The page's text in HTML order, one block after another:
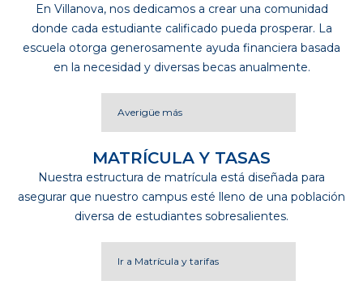
En Villanova, nos dedicamos a crear una comunidad
donde cada estudiante calificado pueda prosperar. La
escuela otorga generosamente ayuda financiera basada
en la necesidad y diversas becas anualmente.
Averigüe más
MATRÍCULA Y TASAS
Nuestra estructura de matrícula está diseñada para
asegurar que nuestro campus esté lleno de una población
diversa de estudiantes sobresalientes.
Ir a Matrícula y tarifas